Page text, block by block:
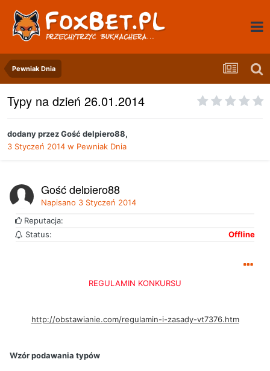
Pewniak Dnia
Typy na dzień 26.01.2014
dodany przezGość delpiero88,
3 Styczeń 2014 w Pewniak Dnia
Gość delpiero88
Napisano 3 Styczeń 2014
Reputacja:
Status:
Offline
REGULAMIN KONKURSU
http://obstawianie.com/regulamin-i-zasady-vt7376.htm
Wzór podawania typów